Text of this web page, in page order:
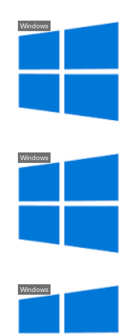
Windows
Windows
Windows